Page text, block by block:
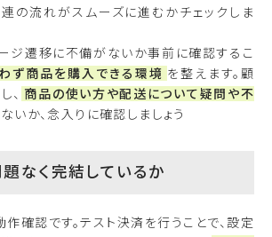
の流れがスムーズに進むかチェックしま
ジ遷移に不備がないか事前に確認するこ
ず商品を購入できる環境 を整えます。顧
、 商品の使い方や配送について疑問や不
いか、念入りに確認しましょう
なく完結しているか
確認です。テスト決済を行うことで、設定